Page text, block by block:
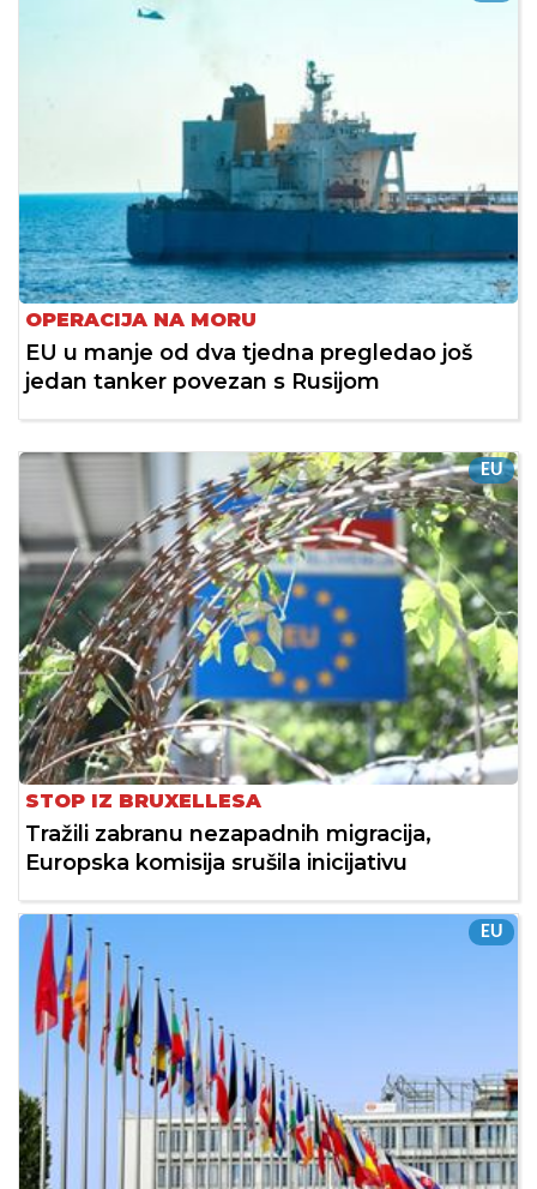
OPERACIJA NA MORU
EU u manje od dva tjedna pregledao još
jedan tanker povezan s Rusijom
EU
STOP IZ BRUXELLESA
Tražili zabranu nezapadnih migracija,
Europska komisija srušila inicijativu
EU